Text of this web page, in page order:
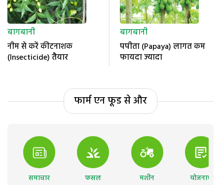
बागबानी
नीम से करें कीटनाशक
(Insecticide) तैयार
बागबानी
पपीता (Papaya) लागत कम
फायदा ज्यादा
फार्म एन फूड से और
समाचार फसल मशीन योजनाएं